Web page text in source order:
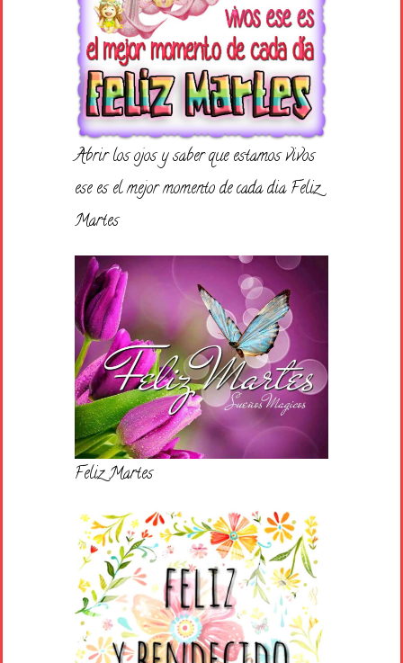
Abrir los ojos y saber que estamos vivos
ese es el mejor momento de cada dia Feliz
Martes
Feliz Martes